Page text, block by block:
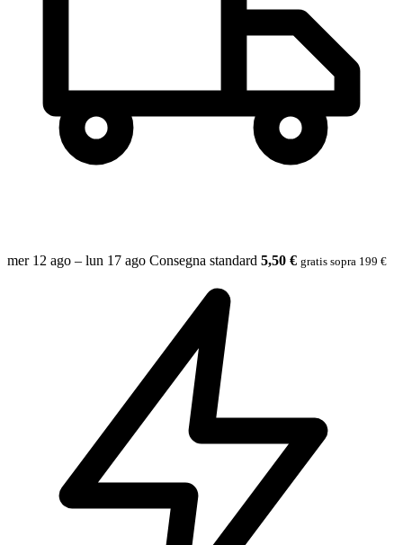
mer 12 ago – lun 17 ago Consegna standard 5,50 € gratis sopra 199 €